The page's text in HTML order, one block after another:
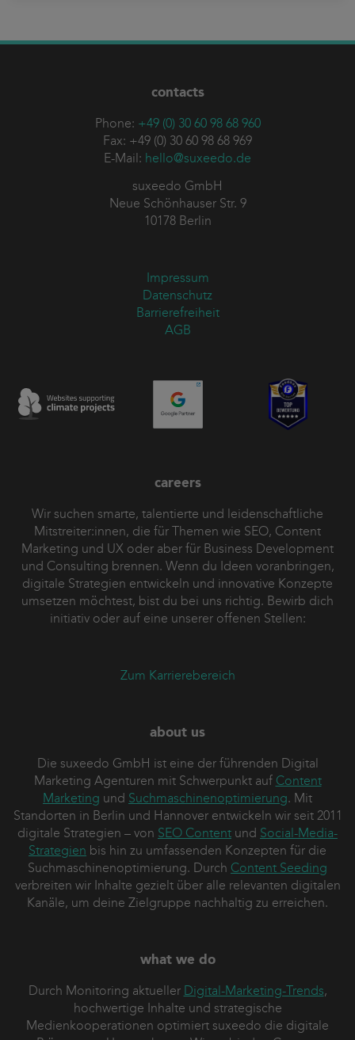
contacts
Phone: +49 (0) 30 60 98 68 960
Fax: +49 (0) 30 60 98 68 969
E-Mail: hello@suxeedo.de
suxeedo GmbH
Neue Schönhauser Str. 9
10178 Berlin
Impressum
Datenschutz
Barrierefreiheit
AGB
careers
Wir suchen smarte, talentierte und leidenschaftliche
Mitstreiter:innen, die für Themen wie SEO, Content
Marketing und UX oder aber für Business Development
und Consulting brennen. Wenn du Ideen voranbringen,
digitale Strategien entwickeln und innovative Konzepte
umsetzen möchtest, bist du bei uns richtig. Bewirb dich
initiativ oder auf eine unserer offenen Stellen:
Zum Karrierebereich
about us
Die suxeedo GmbH ist eine der führenden Digital
Marketing Agenturen mit Schwerpunkt auf Content
Marketing und Suchmaschinenoptimierung. Mit
Standorten in Berlin und Hannover entwickeln wir seit 2011
digitale Strategien – von SEO Content und Social-Media-
Strategien bis hin zu umfassenden Konzepten für die
Suchmaschinenoptimierung. Durch Content Seeding
verbreiten wir Inhalte gezielt über alle relevanten digitalen
Kanäle, um deine Zielgruppe nachhaltig zu erreichen.
what we do
Durch Monitoring aktueller Digital-Marketing-Trends,
hochwertige Inhalte und strategische
Medienkooperationen optimiert suxeedo die digitale